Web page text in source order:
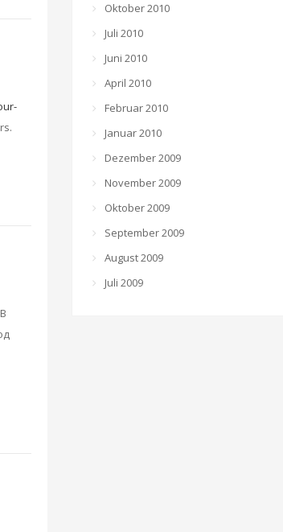
Oktober 2010
Juli 2010
Juni 2010
April 2010
Februar 2010
Januar 2010
Dezember 2009
November 2009
Oktober 2009
September 2009
August 2009
Juli 2009